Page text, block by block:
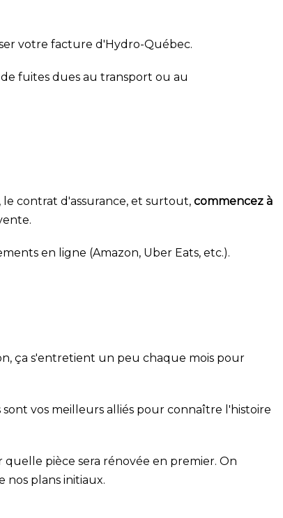
votre facture d'Hydro-Québec.
fuites dues au transport ou au
contrat d'assurance, et surtout, commencez à
en ligne (Amazon, Uber Eats, etc.).
ça s'entretient un peu chaque mois pour
vos meilleurs alliés pour connaître l'histoire
quelle pièce sera rénovée en premier. On
plans initiaux.